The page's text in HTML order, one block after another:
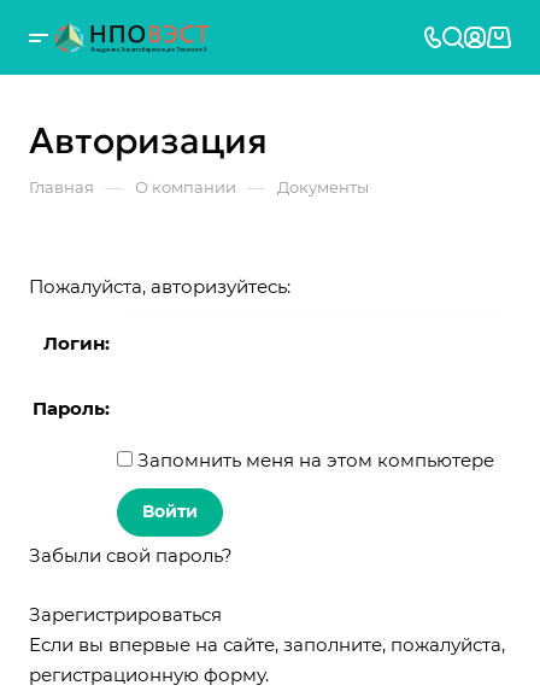
Авторизация
Главная — О компании — Документы
Пожалуйста, авторизуйтесь:
Логин:
Пароль:
Запомнить меня на этом компьютере
Забыли свой пароль?
Зарегистрироваться
Если вы впервые на сайте, заполните, пожалуйста,
регистрационную форму.